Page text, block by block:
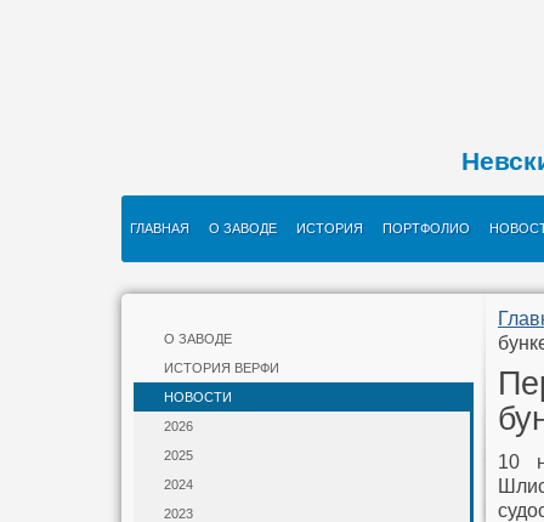
ГЛАВНАЯ О ЗАВОДЕ ИСТОРИЯ ПОРТФОЛИО
О ЗАВОДЕ
ИСТОРИЯ ВЕРФИ
НОВОСТИ
2026
2025
2024
2023
10